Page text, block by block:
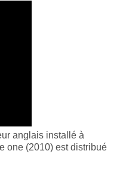
anglais installé à
one (2010) est distribué